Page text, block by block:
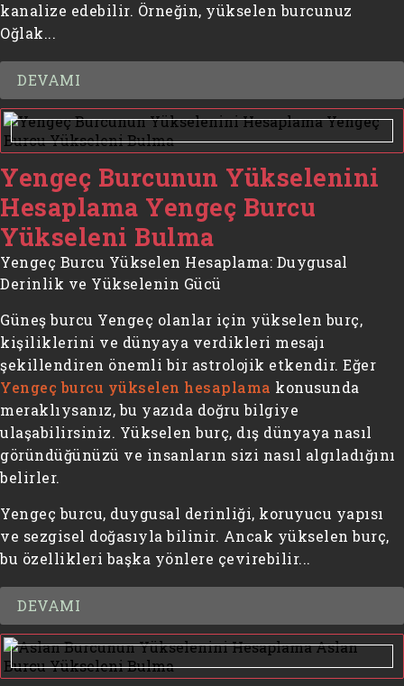
kanalize edebilir. Örneğin, yükselen burcunuz
Oğlak...
DEVAMI
Yengeç Burcunun Yükselenini
Hesaplama Yengeç Burcu
Yükseleni Bulma
Yengeç Burcu Yükselen Hesaplama: Duygusal
Derinlik ve Yükselenin Gücü
Güneş burcu Yengeç olanlar için yükselen burç,
kişiliklerini ve dünyaya verdikleri mesajı
şekillendiren önemli bir astrolojik etkendir. Eğer
Yengeç burcu yükselen hesaplama konusunda
meraklıysanız, bu yazıda doğru bilgiye
ulaşabilirsiniz. Yükselen burç, dış dünyaya nasıl
göründüğünüzü ve insanların sizi nasıl algıladığını
belirler.
Yengeç burcu, duygusal derinliği, koruyucu yapısı
ve sezgisel doğasıyla bilinir. Ancak yükselen burç,
bu özellikleri başka yönlere çevirebilir...
DEVAMI